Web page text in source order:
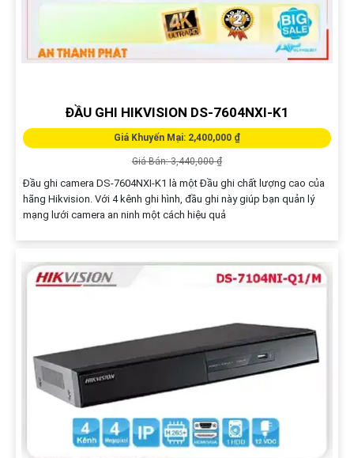
ĐẦU GHI HIKVISION DS-7604NXI-K1
Giá Khuyến Mại: 2,400,000 ₫
Giá Bán: 3,440,000 ₫
Đầu ghi camera DS-7604NXI-K1 là một Đầu ghi chất lượng cao của
hãng Hikvision. Với 4 kênh ghi hình, đầu ghi này giúp bạn quản lý
mạng lưới camera an ninh một cách hiệu quả